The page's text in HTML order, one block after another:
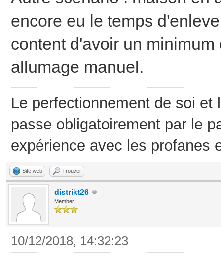
encore eu le temps
content d'avoir un
allumage manuel.
Le perfectionnement de soi
passe obligatoirement par le
expérience avec les profanes
Site web Trouver
distrikt26
Member
10/12/2018, 14:32:23